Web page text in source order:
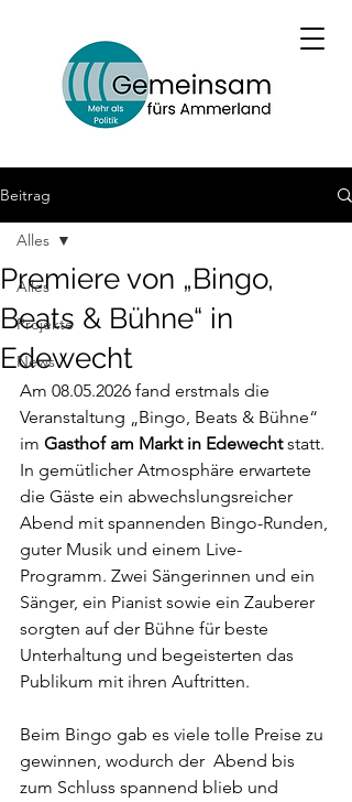
Beitrag
Alles
Projekte
News
Alles
Premiere von „Bingo,
Beats & Bühne“ in
Edewecht
Am 08.05.2026 fand erstmals die
Veranstaltung „Bingo, Beats & Bühne“
im Gasthof am Markt in Edewecht statt.
In gemütlicher Atmosphäre erwartete
die Gäste ein abwechslungsreicher
Abend mit spannenden Bingo-Runden,
guter Musik und einem Live-
Programm. Zwei Sängerinnen und ein
Sänger, ein Pianist sowie ein Zauberer
sorgten auf der Bühne für beste
Unterhaltung und begeisterten das
Publikum mit ihren Auftritten.
Beim Bingo gab es viele tolle Preise zu
gewinnen, wodurch der  Abend bis
zum Schluss spannend blieb und